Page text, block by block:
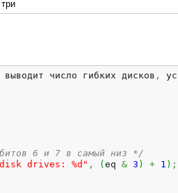
выводит число гибких дисков ,
6 и 7 в самый низ */
drives: %d" , ( eq & 3 ) + 1 ) ;